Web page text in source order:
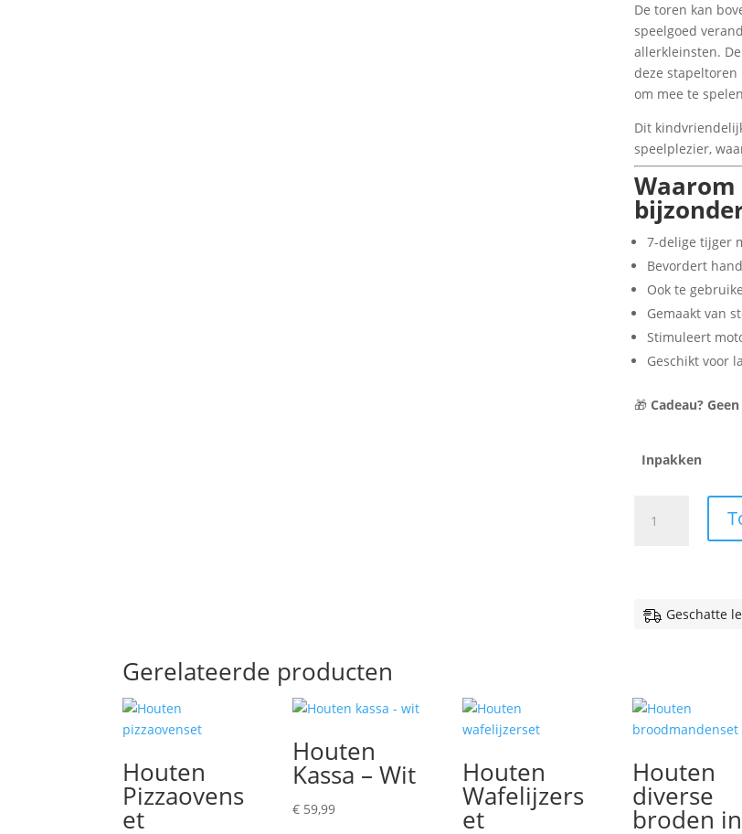
De toren kan
speelgoed
allerkleinsten.
deze stapeltoren
om mee te
Dit
speelplezier,
7-delige tijger
Bevordert
Ook te
Gemaakt van
Stimuleert
Geschikt voor
🎁 Cadeau?
Inpakken
stapeltoren
Geschatte
Gerelateerde producten
Houten
Pizzaovens
et
Houten
Kassa – Wit
€ 59,99
Houten
Wafelijzers
et
Houten
diverse
broden in